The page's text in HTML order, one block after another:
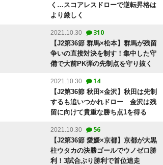
く…スコアレスドローで逆転昇格は
より厳しく
2021.10.30 310
【J2第36節 群馬×松本】群馬が残留
争いの直接対決を制す！集中した守
備で大前PK弾の先制点を守り抜く
2021.10.30 14
【J2第36節 秋田×金沢】秋田は先制
するも追いつかれドロー 金沢は残
留に向けて貴重な勝ち点1を得る
2021.10.30 56
【J2第36節 愛媛×京都】京都が大黒
柱ウタカの決勝ゴールでウノゼロ勝
利！3試合ぶり勝利で首位追走